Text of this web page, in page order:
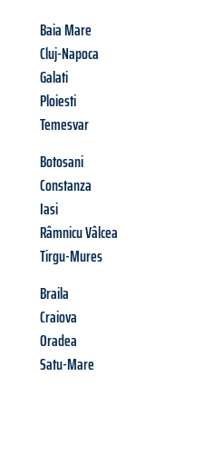
Baia Mare
Cluj-Napoca
Galati
Ploiesti
Temesvar
Botosani
Constanza
Iasi
Râmnicu Vâlcea
Tirgu-Mures
Braila
Craiova
Oradea
Satu-Mare